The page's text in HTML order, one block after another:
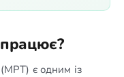
є одним із